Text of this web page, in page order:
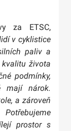
za ETSC,
v cyklistice
paliv a
života
podmínky,
mají nárok.
a zároveň
prostor s